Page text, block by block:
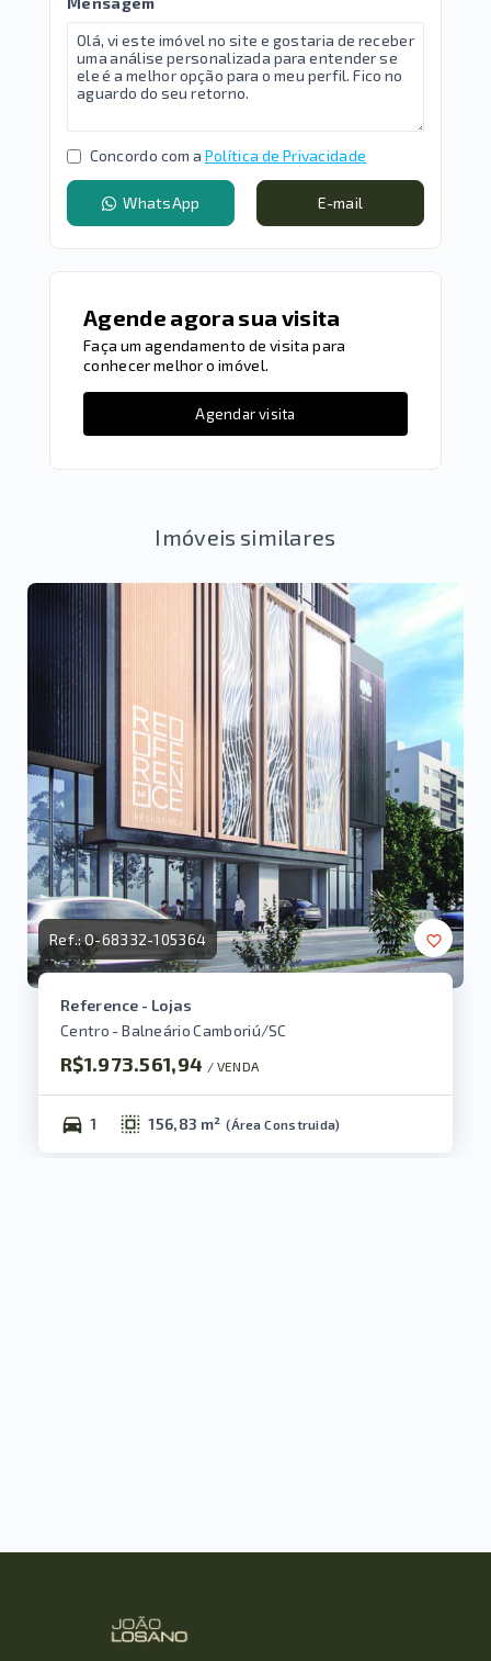
Concordo com a Política de Privacidade
WhatsApp E-mail
Agende agora sua visita
Faça um agendamento de visita para
conhecer melhor o imóvel.
Agendar visita
Imóveis similares
Ref.:O-68332-105364
Reference - Lojas
Centro - Balneário Camboriú/SC
R$1.973.561,94 / VENDA
1 156,83 m² (Área Construida)